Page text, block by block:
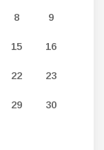
8 9
15 16
22 23
29 30